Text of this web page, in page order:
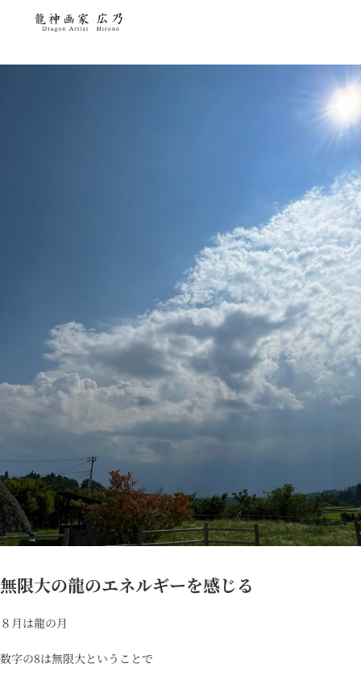
無限大の龍のエネルギーを感じる
８月は龍の月
数字の8は無限大ということで